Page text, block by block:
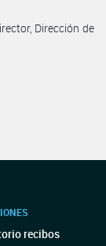
Dirección de
recibos